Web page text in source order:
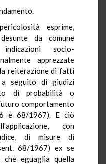
esprime,
da comune
socio-
apprezzate
reiterazione di fatti
seguito di giudizi
di probabilità o
comportamento
e 68/1967). E ciò
con
di misure di
68/1967) ex se
eguaglia quella